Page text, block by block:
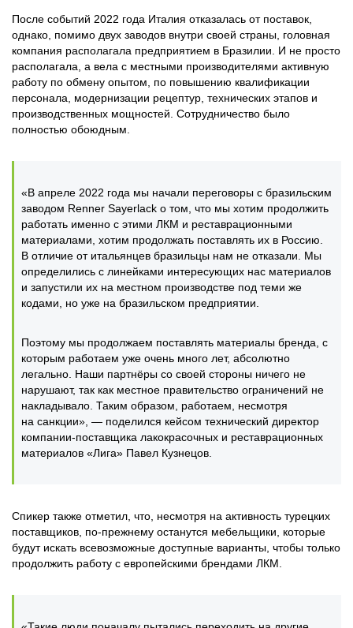
После событий 2022 года Италия отказалась от поставок,
однако, помимо двух заводов внутри своей страны, головная
компания располагала предприятием в Бразилии. И не просто
располагала, а вела с местными производителями активную
работу по обмену опытом, по повышению квалификации
персонала, модернизации рецептур, технических этапов и
производственных мощностей. Сотрудничество было
полностью обоюдным.
«В апреле 2022 года мы начали переговоры с бразильским
заводом Renner Sayerlack о том, что мы хотим продолжить
работать именно с этими ЛКМ и реставрационными
материалами, хотим продолжать поставлять их в Россию.
В отличие от итальянцев бразильцы нам не отказали. Мы
определились с линейками интересующих нас материалов
и запустили их на местном производстве под теми же
кодами, но уже на бразильском предприятии.
Поэтому мы продолжаем поставлять материалы бренда, с
которым работаем уже очень много лет, абсолютно
легально. Наши партнёры со своей стороны ничего не
нарушают, так как местное правительство ограничений не
накладывало. Таким образом, работаем, несмотря
на санкции», — поделился кейсом технический директор
компании-поставщика лакокрасочных и реставрационных
материалов «Лига» Павел Кузнецов.
Спикер также отметил, что, несмотря на активность турецких
поставщиков, по-прежнему останутся мебельщики, которые
будут искать всевозможные доступные варианты, чтобы только
продолжить работу с европейскими брендами ЛКМ.